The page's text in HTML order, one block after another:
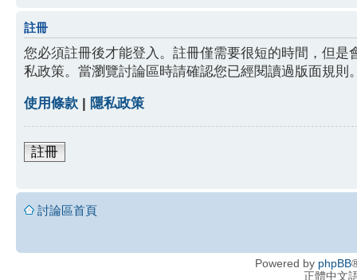
註冊
您必須註冊後才能登入。註冊僅需要很短的時間，但
私政策。當瀏覽討論區時請確認您已經閱讀過版面規則
使用條款 | 隱私政策
註冊
討論區首頁
Powered by phpBB
正體中文